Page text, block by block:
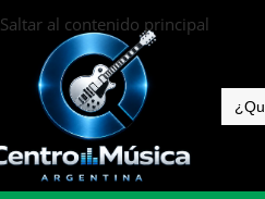
Saltar al contenido principal